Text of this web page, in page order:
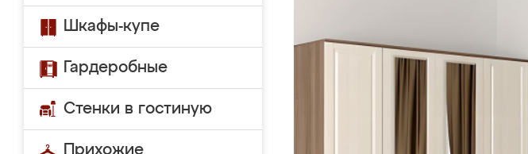
Шкафы-купе
Гардеробные
Стенки в гостиную
Прихожие